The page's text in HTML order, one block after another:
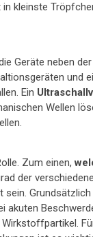
kleinste
Geräte neben
und
Ein
Wellen
Zum einen,
der
akuten